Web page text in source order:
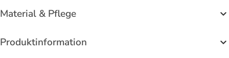
Material & Pflege
Produktinformation